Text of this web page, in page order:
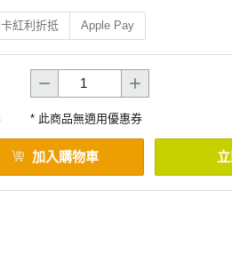
紅利折抵 Apple Pay
* 此商品無適用優惠券
加入購物車